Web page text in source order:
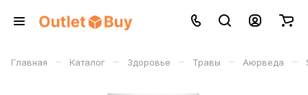
Главная – Каталог – Здоровье – Травы – Аюрведа –